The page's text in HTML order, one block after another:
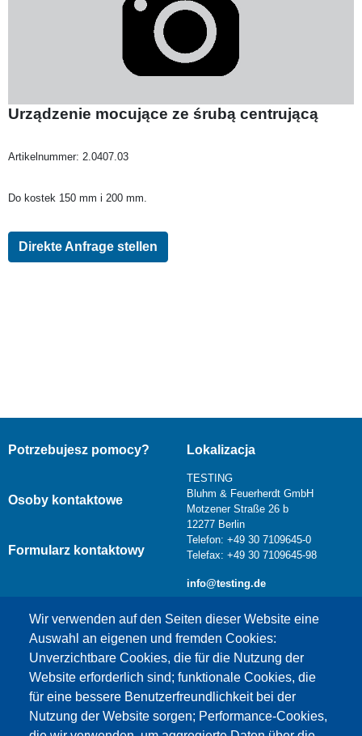
Urządzenie mocujące ze śrubą centrującą
Artikelnummer: 2.0407.03
Do kostek 150 mm i 200 mm.
Direkte Anfrage stellen
Wir verwenden auf den Seiten dieser Website eine
Auswahl an eigenen und fremden Cookies:
Unverzichtbare Cookies, die für die Nutzung der
Website erforderlich sind; funktionale Cookies, die
für eine bessere Benutzerfreundlichkeit bei der
Nutzung der Website sorgen; Performance-Cookies,
Potrzebujesz pomocy?
Osoby kontaktowe
Formularz kontaktowy
Lokalizacja
TESTING
Bluhm & Feuerherdt GmbH
Motzener Straße 26 b
12277 Berlin
Telefon: +49 30 7109645-0
Telefax: +49 30 7109645-98
info@testing.de